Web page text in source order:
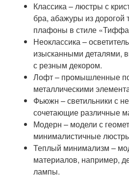
Классика – люстры с
бра, абажуры из дорогой
плафоны в стиле
Неоклассика –
изысканными деталями,
с резным декором.
Лофт – промышленные
металлическими
Фьюжн – светильники с
сочетающие различные
Модерн – модели с
минималистичные
Теплый минимализм –
материалов, например,
лампы.